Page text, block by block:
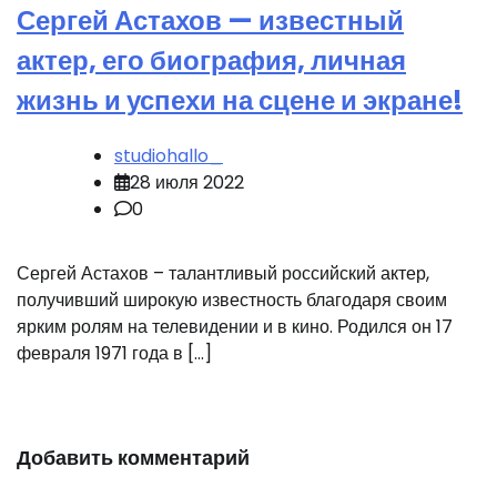
Сергей Астахов — известный
актер, его биография, личная
жизнь и успехи на сцене и экране!
studiohallo_
28 июля 2022
0
Сергей Астахов – талантливый российский актер,
получивший широкую известность благодаря своим
ярким ролям на телевидении и в кино. Родился он 17
февраля 1971 года в […]
Добавить комментарий